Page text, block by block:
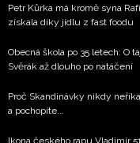
Petr Kůrka má kromě syna
získala díky jídlu z fast foodu
Obecná škola po 35 letech: O
Svěrák až dlouho po natáčení
Proč Skandinávky nikdy
a pochopíte...
Ikona českého rapu Vladimír